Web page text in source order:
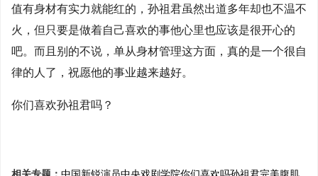
值有身材有实力就能红的，孙祖君虽然出道多年却也不温不
火，但只要是做着自己喜欢的事他心里也应该是很开心的
吧。而且别的不说，单从身材管理这方面，真的是一个很自
律的人了，祝愿他的事业越来越好。
你们喜欢孙祖君吗？